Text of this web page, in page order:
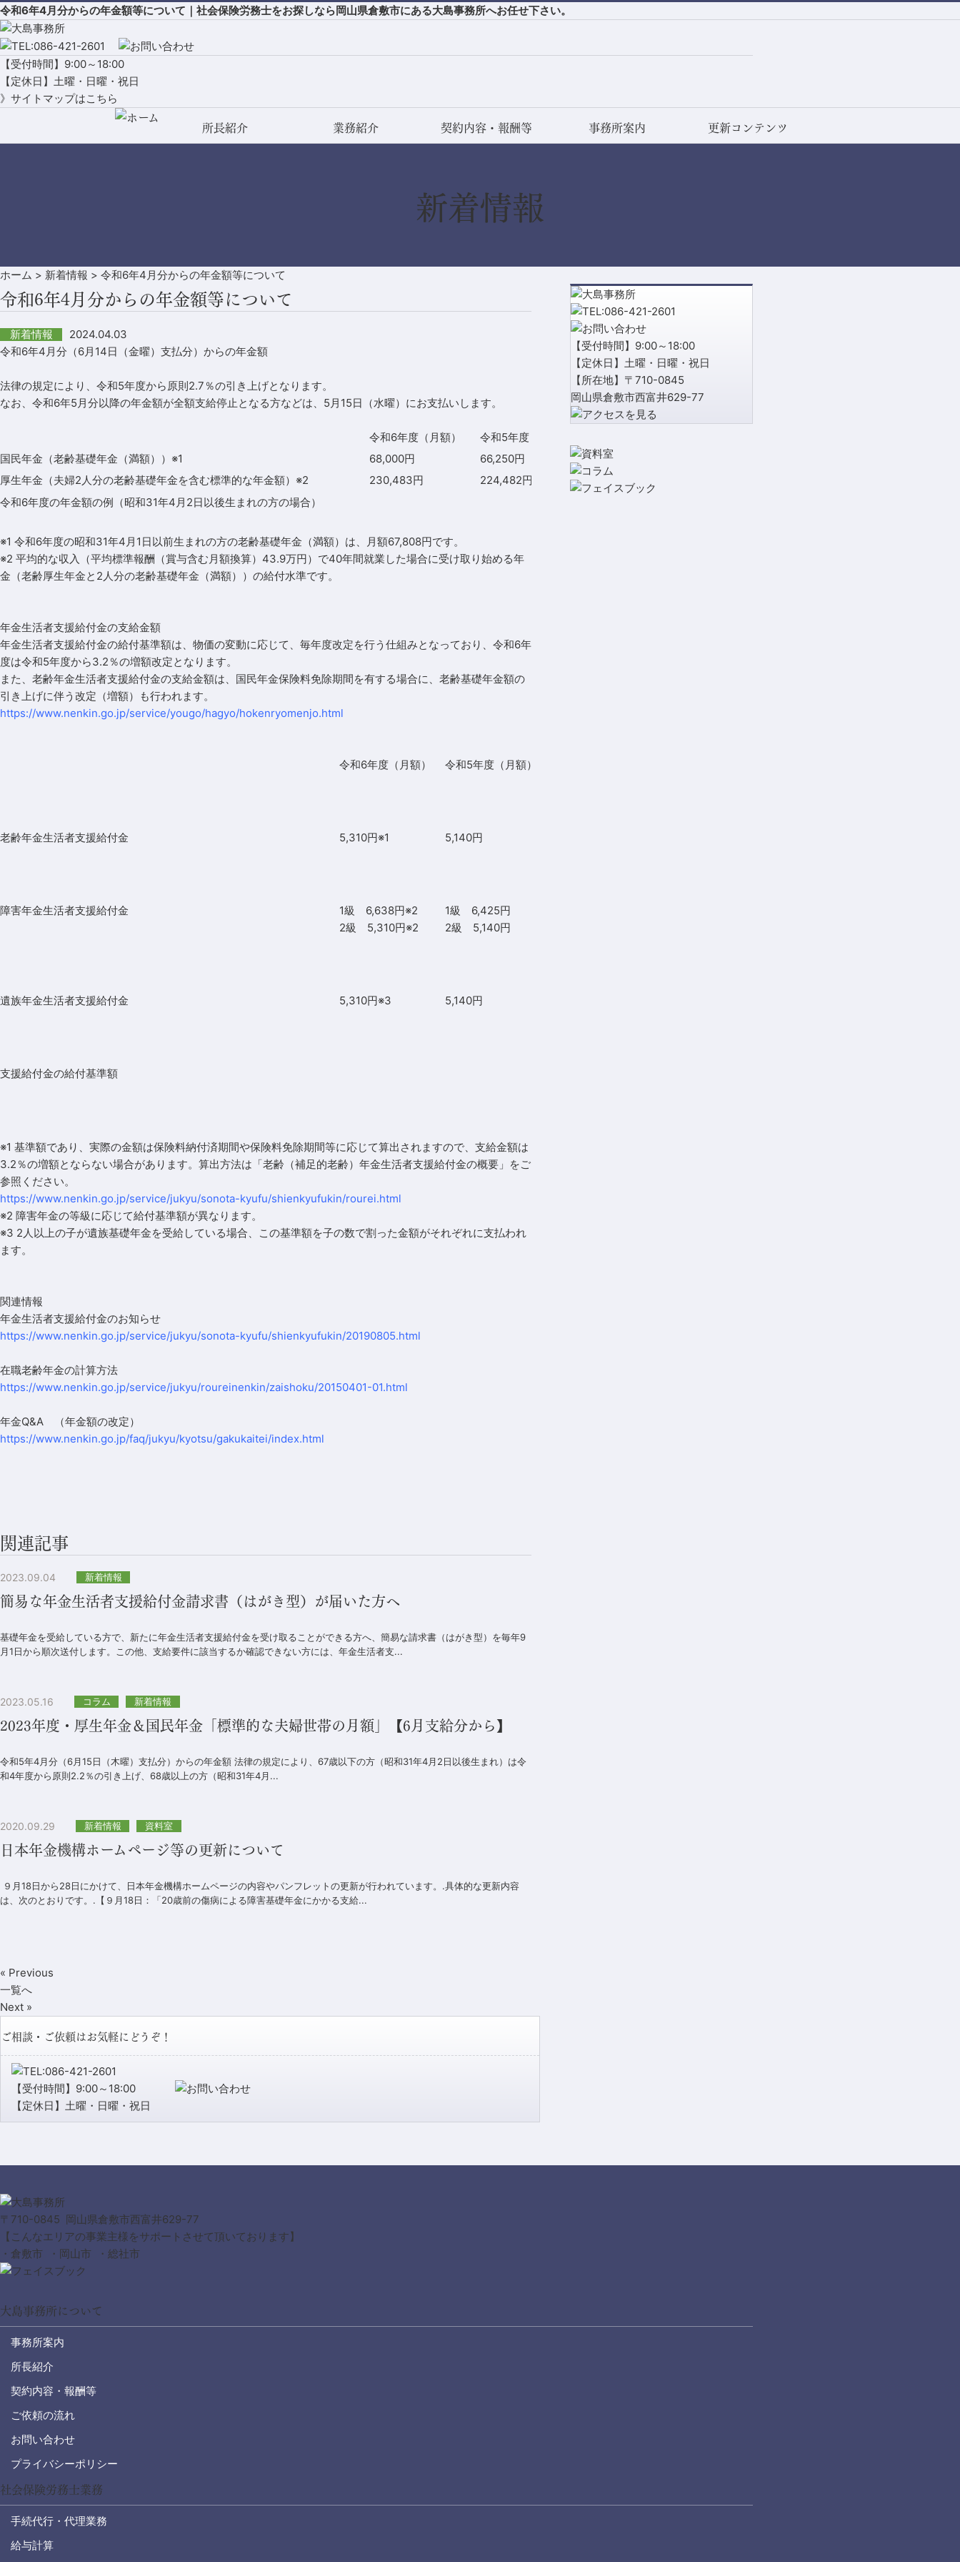
令和6年4月分からの年金額等について｜社会保険労務士をお探しなら岡山県倉敷市にある大島事務所へお任せ下さい。
【受付時間】9:00～18:00
【定休日】土曜・日曜・祝日
》サイトマップはこちら
所長紹介 業務紹介 契約内容・報酬等 事務所案内 更新コンテンツ
新着情報
ホーム > 新着情報 > 令和6年4月分からの年金額等について
令和6年4月分からの年金額等について
新着情報
2024.04.03
令和6年4月分（6月14日（金曜）支払分）からの年金額
法律の規定により、令和5年度から原則2.7％の引き上げとなります。
なお、令和6年5月分以降の年金額が全額支給停止となる方などは、5月15日（水曜）にお支払いします。
令和6年度（月額）
令和5年度（月額）
国民年金（老齢基礎年金（満額））※1
68,000円
66,250円
厚生年金（夫婦2人分の老齢基礎年金を含む標準的な年金額）※2
230,483円
224,482円
令和6年度の年金額の例（昭和31年4月2日以後生まれの方の場合）
※1 令和6年度の昭和31年4月1日以前生まれの方の老齢基礎年金（満額）は、月額67,808円です。
※2 平均的な収入（平均標準報酬（賞与含む月額換算）43.9万円）で40年間就業した場合に受け取り始める年
金（老齢厚生年金と2人分の老齢基礎年金（満額））の給付水準です。
年金生活者支援給付金の支給金額
年金生活者支援給付金の給付基準額は、物価の変動に応じて、毎年度改定を行う仕組みとなっており、令和6年
度は令和5年度から3.2％の増額改定となります。
また、老齢年金生活者支援給付金の支給金額は、 国民年金保険料免除期間を有する場合に、老齢基礎年金額の
引き上げに伴う改定（増額）も行われます。
https://www.nenkin.go.jp/service/yougo/hagyo/hokenryomenjo.html
令和6年度（月額） 令和5年度（月額）
老齢年金生活者支援給付金 5,310円※1 5,140円
障害年金生活者支援給付金
1級 6,638円※2
2級 5,310円※2
1級 6,425円
2級 5,140円
遺族年金生活者支援給付金 5,310円※3 5,140円
支援給付金の給付基準額
※1 基準額であり、実際の金額は保険料納付済期間や保険料免除期間等に応じて算出されますので、支給金額は
3.2％の増額とならない場合があります。算出方法は「老齢（補足的老齢）年金生活者支援給付金の概要 」をご
参照ください。
https://www.nenkin.go.jp/service/jukyu/sonota-kyufu/shienkyufukin/rourei.html
※2 障害年金の等級に応じて給付基準額が異なります。
※3 2人以上の子が遺族基礎年金を受給している場合、この基準額を子の数で割った金額がそれぞれに支払われ
ます。
関連情報
年金生活者支援給付金のお知らせ
https://www.nenkin.go.jp/service/jukyu/sonota-kyufu/shienkyufukin/20190805.html
在職老齢年金の計算方法
https://www.nenkin.go.jp/service/jukyu/roureinenkin/zaishoku/20150401-01.html
年金Q&A （年金額の改定）
https://www.nenkin.go.jp/faq/jukyu/kyotsu/gakukaitei/index.html
関連記事
2023.09.04 新着情報
簡易な年金生活者支援給付金請求書（はがき型）が届いた方へ
基礎年金を受給している方で、新たに年金生活者支援給付金を受け取ることができる方へ、簡易な請求書（はがき型）を毎年9
月1日から順次送付します。この他、支給要件に該当するか確認できない方には、年金生活者支...
2023.05.16 コラム 新着情報
2023年度・厚生年金＆国民年金「標準的な夫婦世帯の月額」【6月支給分から】
令和5年4月分（6月15日（木曜）支払分）からの年金額 法律の規定により、67歳以下の方（昭和31年4月2日以後生まれ）は令
和4年度から原則2.2％の引き上げ、68歳以上の方（昭和31年4月...
2020.09.29 新着情報 資料室
日本年金機構ホームページ等の更新について
９月18日から28日にかけて、日本年金機構ホームページの内容やパンフレットの更新が行われています。.具体的な更新内容
は、次のとおりです。.【９月18日：「20歳前の傷病による障害基礎年金にかかる支給...
« Previous
一覧へ
Next »
【受付時間】9:00～18:00
【定休日】土曜・日曜・祝日
【所在地】〒710-0845
岡山県倉敷市西富井629-77
ご相談・ご依頼はお気軽にどうぞ！
【受付時間】9:00～18:00
【定休日】土曜・日曜・祝日
〒710-0845 岡山県倉敷市西富井629-77
【こんなエリアの事業主様をサポートさせて頂いております】
・倉敷市 ・岡山市 ・総社市
大島事務所について
事務所案内
所長紹介
契約内容・報酬等
ご依頼の流れ
お問い合わせ
プライバシーポリシー
社会保険労務士業務
手続代行・代理業務
給与計算